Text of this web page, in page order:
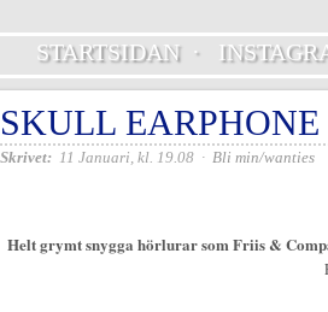
STARTSIDAN·
SKULL EARPHONE
Skrivet: 11 Januari, kl. 19.08 · Bli min/wanties
Helt grymt snygga hörlurar som Friis &